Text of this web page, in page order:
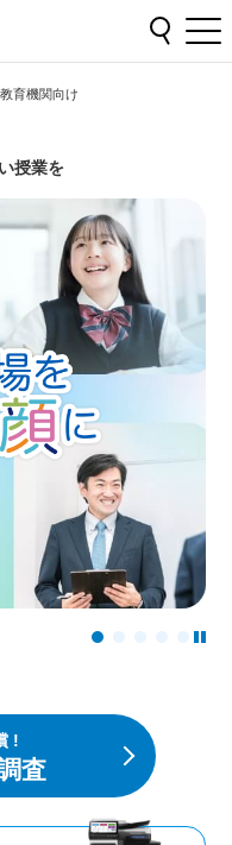
教育機関向け
授業を
を確保
能
込みも可能
見やすい！
詳しくは
こちら
間を削減
（注2）
同額プラン
化
端末から印刷
能
込みも可能
見やすい！
!
査